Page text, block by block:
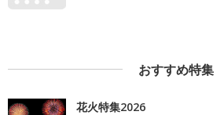
おすすめ特集
花火特集2026